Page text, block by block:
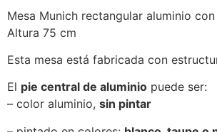
Mesa Munich rectangular aluminio
Altura 75 cm
Esta mesa está fabricada con
El pie central de aluminio puede ser:
– color aluminio, sin pintar